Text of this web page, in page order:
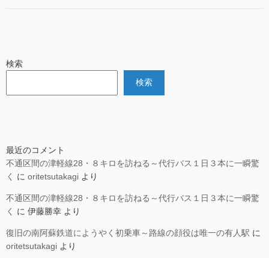
検索
検索
最近のコメント
不通区間の津軽線28・８キロを訪ねる～代行バス１日３本に一瞬驚
く
に oritetsutakagi より
不通区間の津軽線28・８キロを訪ねる～代行バス１日３本に一瞬驚
く
に 伊藤勝幸 より
復旧の南阿蘇鉄道にようやく初乗車～路線の顔役は唯一の有人駅 に
oritetsutakagi より